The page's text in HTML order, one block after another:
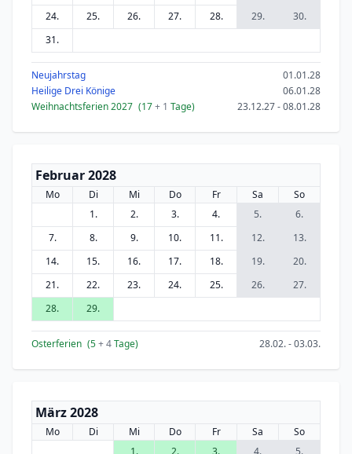
24.
25. 26. 27. 28. 29.
30.
31.
Neujahrstag
01.01.28
Heilige Drei Könige
06.01.28
Weihnachtsferien 2027 (17+ 1 Tage) 23.12.27 - 08.01.28
Februar 2028
Mo Di Mi Do Fr Sa
So
1.
2. 3. 4. 5.
6.
7.
8. 9. 10. 11. 12.
13.
14.
15. 16. 17. 18. 19.
20.
21.
22. 23. 24. 25. 26.
27.
28.
29.
Osterferien (5+ 4Tage) 28.02. - 03.03.
März 2028
Mo Di Mi Do Fr Sa
So
1.
2. 3. 4.
5.